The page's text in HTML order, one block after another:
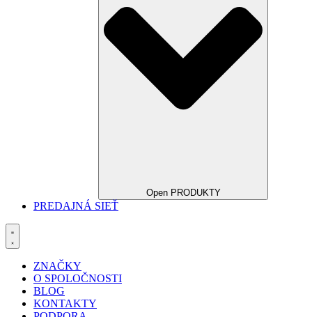
Open PRODUKTY
PREDAJNÁ SIEŤ
ZNAČKY
O SPOLOČNOSTI
BLOG
KONTAKTY